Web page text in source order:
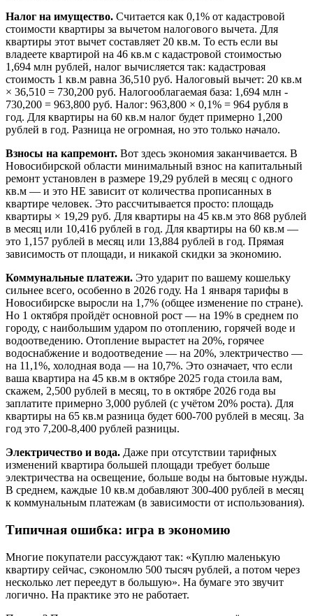
Налог на имущество. Считается как 0,1% от кадастровой
стоимости квартиры за вычетом налогового вычета. Для
квартиры этот вычет составляет 20 кв.м. То есть если вы
владеете квартирой на 46 кв.м с кадастровой стоимостью
1,694 млн рублей, налог вычисляется так: кадастровая
стоимость 1 кв.м равна 36,510 руб. Налоговый вычет: 20 кв.м
× 36,510 = 730,200 руб. Налогооблагаемая база: 1,694 млн -
730,200 = 963,800 руб. Налог: 963,800 × 0,1% = 964 рубля в
год. Для квартиры на 60 кв.м налог будет примерно 1,200
рублей в год. Разница не огромная, но это только начало.
Взносы на капремонт. Вот здесь экономия заканчивается. В
Новосибирской области минимальный взнос на капитальный
ремонт установлен в размере 19,29 рублей в месяц с одного
кв.м — и это НЕ зависит от количества прописанных в
квартире человек. Это рассчитывается просто: площадь
квартиры × 19,29 руб. Для квартиры на 45 кв.м это 868 рублей
в месяц или 10,416 рублей в год. Для квартиры на 60 кв.м —
это 1,157 рублей в месяц или 13,884 рублей в год. Прямая
зависимость от площади, и никакой скидки за экономию.
Коммунальные платежи. Это ударит по вашему кошельку
сильнее всего, особенно в 2026 году. На 1 января тарифы в
Новосибирске выросли на 1,7% (общее изменение по стране).
Но 1 октября пройдёт основной рост — на 19% в среднем по
городу, с наибольшим ударом по отоплению, горячей воде и
водоотведению. Отопление вырастет на 20%, горячее
водоснабжение и водоотведение — на 20%, электричество —
на 11,1%, холодная вода — на 10,7%. Это означает, что если
ваша квартира на 45 кв.м в октябре 2025 года стоила вам,
скажем, 2,500 рублей в месяц, то в октябре 2026 года вы
заплатите примерно 3,000 рублей (с учётом 20% роста). Для
квартиры на 65 кв.м разница будет 600-700 рублей в месяц. За
год это 7,200-8,400 рублей разницы.
Электричество и вода. Даже при отсутствии тарифных
изменений квартира большей площади требует больше
электричества на освещение, больше воды на бытовые нужды.
В среднем, каждые 10 кв.м добавляют 300-400 рублей в месяц
к коммунальным платежам (в зависимости от использования).
Типичная ошибка: игра в экономию
Многие покупатели рассуждают так: «Куплю маленькую
квартиру сейчас, сэкономлю 500 тысяч рублей, а потом через
несколько лет переедут в большую». На бумаге это звучит
логично. На практике это не работает.